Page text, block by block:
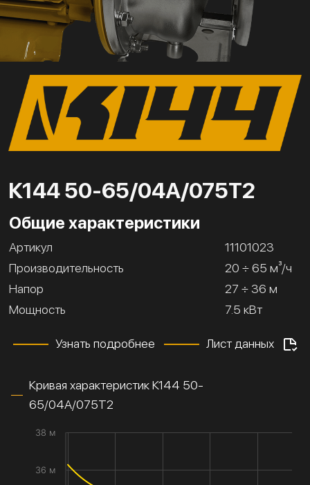
К144 50-65/04А/075Т2
Общие характеристики
Артикул
11101023
Производительность
20 ÷ 65 м³/ч
Напор
27 ÷ 36 м
Мощность
7.5 кВт
Узнать подробнее Лист данных
Кривая характеристик К144 50-
65/04А/075Т2
36 м
38 м